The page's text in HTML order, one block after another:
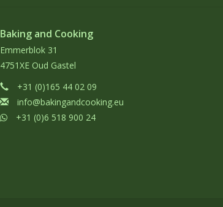
Baking and Cooking
Emmerblok 31
4751XE Oud Gastel
+31 (0)165 44 02 09
info@bakingandcooking.eu
+31 (0)6 518 900 24